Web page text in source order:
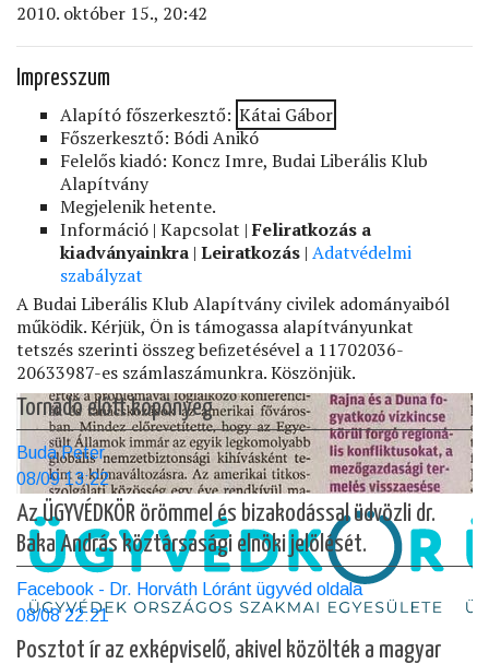
2010. október 15., 20:42
Impresszum
Alapító főszerkesztő: Kátai Gábor
Főszerkesztő: Bódi Anikó
Felelős kiadó: Koncz Imre, Budai Liberális Klub
Alapítvány
Megjelenik hetente.
Információ | Kapcsolat |Feliratkozás a
kiadványainkra | Leiratkozás | Adatvédelmi
szabályzat
A Budai Liberális Klub Alapítvány civilek adományaiból
működik. Kérjük, Ön is támogassa alapítványunkat
tetszés szerinti összeg beﬁzetésével a 11702036-
20633987-es számlaszámunkra. Köszönjük.
Tornádó előtt köpönyeg
Buda Peter
08/09 13:22
Az ÜGYVÉDKÖR örömmel és bizakodással üdvözli dr.
Baka András köztársasági elnöki jelölését.
Facebook - Dr. Horváth Lóránt ügyvéd oldala
08/08 22:21
Posztot ír az exképviselő, akivel közölték a magyar